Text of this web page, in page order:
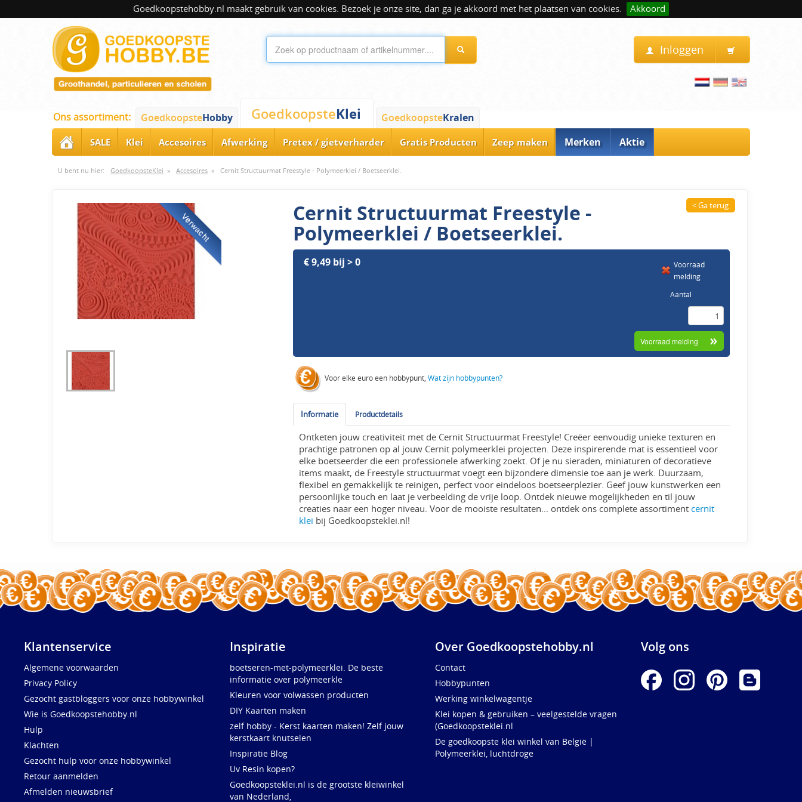
Goedkoopstehobby.nl maakt gebruik van cookies. Bezoek je onze site, dan ga je akkoord met het plaatsen van cookies. Akkoord
Inloggen
Ons assortiment: GoedkoopsteHobby GoedkoopsteKlei GoedkoopsteKralen
SALE Klei Accesoires Afwerking Pretex / gietverharder Gratis Producten Zeep maken Merken Aktie
U bent nu hier: GoedkoopsteKlei » Accesoires » Cernit Structuurmat Freestyle - Polymeerklei / Boetseerklei.
Verwacht Cernit Structuurmat Freestyle -
Polymeerklei / Boetseerklei.
< Ga terug
€ 9,49 bij > 0
Voorraad
melding
Aantal
Voor elke euro een hobbypunt,Wat zijn hobbypunten?
Informatie Productdetails
Ontketen jouw creativiteit met de Cernit Structuurmat Freestyle! Creëer eenvoudig unieke texturen en
prachtige patronen op al jouw Cernit polymeerklei projecten. Deze inspirerende mat is essentieel voor
elke boetseerder die een professionele afwerking zoekt. Of je nu sieraden, miniaturen of decoratieve
items maakt, de Freestyle structuurmat voegt een bijzondere dimensie toe aan je werk. Duurzaam,
flexibel en gemakkelijk te reinigen, perfect voor eindeloos boetseerplezier. Geef jouw kunstwerken een
persoonlijke touch en laat je verbeelding de vrije loop. Ontdek nieuwe mogelijkheden en til jouw
creaties naar een hoger niveau. Voor de mooiste resultaten... ontdek ons complete assortiment cernit
klei bij Goedkoopsteklei.nl!
Klantenservice
Algemene voorwaarden
Privacy Policy
Gezocht gastbloggers voor onze hobbywinkel
Wie is Goedkoopstehobby.nl
Hulp
Klachten
Gezocht hulp voor onze hobbywinkel
Retour aanmelden
Afmelden nieuwsbrief
Inspiratie
boetseren-met-polymeerklei. De beste
informatie over polymeerkle
Kleuren voor volwassen producten
DIY Kaarten maken
zelf hobby - Kerst kaarten maken! Zelf jouw
kerstkaart knutselen
Inspiratie Blog
Uv Resin kopen?
Goedkoopsteklei.nl is de grootste kleiwinkel
van Nederland,
Over Goedkoopstehobby.nl
Contact
Hobbypunten
Werking winkelwagentje
Klei kopen & gebruiken – veelgestelde vragen
(Goedkoopsteklei.nl
De goedkoopste klei winkel van België |
Polymeerklei, luchtdroge
Volg ons